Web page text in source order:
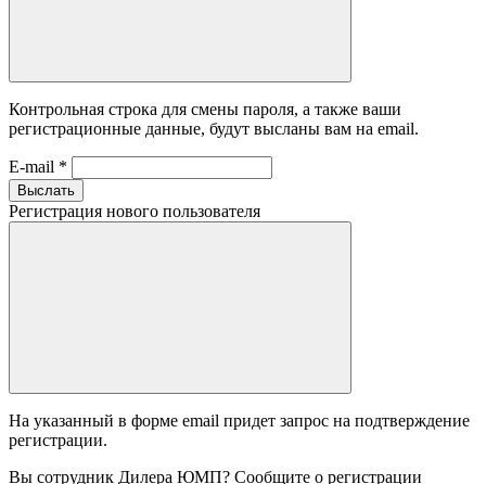
Контрольная строка для смены пароля, а также ваши
регистрационные данные, будут высланы вам на email.
E-mail *
Выслать
Регистрация нового пользователя
На указанный в форме email придет запрос на подтверждение
регистрации.
Вы сотрудник Дилера ЮМП? Сообщите о регистрации